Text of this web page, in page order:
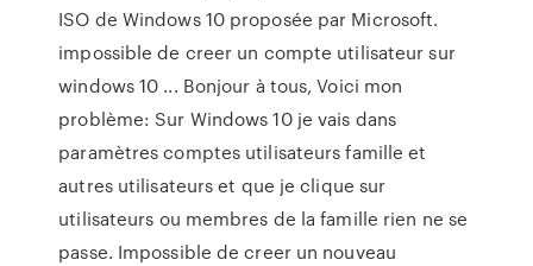
ISO de Windows 10 proposée par Microsoft.
impossible de creer un compte utilisateur sur
windows 10 ... Bonjour à tous, Voici mon
problème: Sur Windows 10 je vais dans
paramètres comptes utilisateurs famille et
autres utilisateurs et que je clique sur
utilisateurs ou membres de la famille rien ne se
passe. Impossible de creer un nouveau